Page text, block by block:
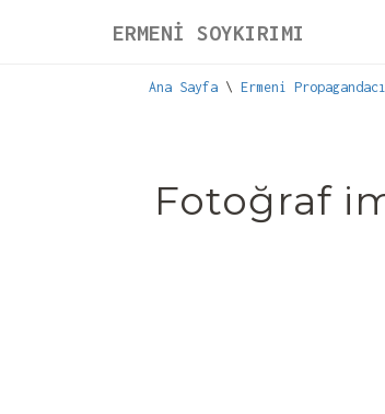
ERMENİ SOYKIRIMI
Ana Sayfa\ Ermeni
Fotoğraf